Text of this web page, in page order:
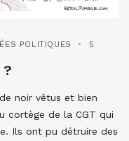
POLITIQUES
5
?
noir vêtus et bien
cortège de la CGT qui
Ils ont pu détruire des